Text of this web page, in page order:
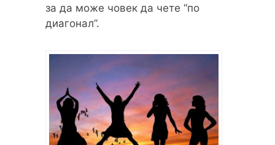
за да може човек да чете “по
диагонал”.